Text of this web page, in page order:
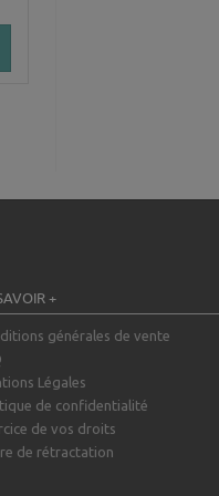
+
générales de vente
Légales
de confidentialité
de vos droits
de rétractation